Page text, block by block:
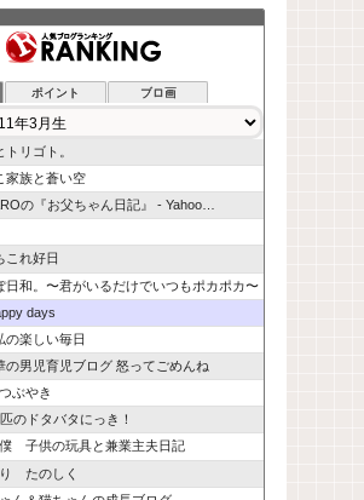
ポイント ブロ画
リゴト。
家族と蒼い空
の『お父ちゃん日記』 - Yahoo…
これ好日
日和。〜君がいるだけでいつもポカポカ〜
days
の楽しい毎日
の男児育児ブログ 怒ってごめんね
ぶやき
のドタバタにっき！
子供の玩具と兼業主夫日記
たのしく